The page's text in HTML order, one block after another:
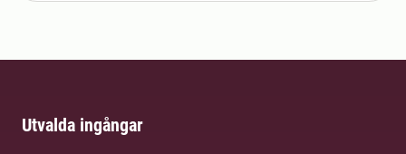
Utvalda ingångar